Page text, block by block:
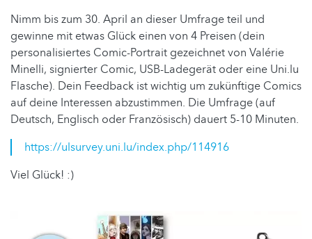
Nimm bis zum 30. April an dieser Umfrage teil und
gewinne mit etwas Glück einen von 4 Preisen (dein
personalisiertes Comic-Portrait gezeichnet von Valérie
Minelli, signierter Comic, USB-Ladegerät oder eine Uni.lu
Flasche). Dein Feedback ist wichtig um zukünftige Comics
auf deine Interessen abzustimmen. Die Umfrage (auf
Deutsch, Englisch oder Französisch) dauert 5-10 Minuten.
https://ulsurvey.uni.lu/index.php/114916
Viel Glück! :)